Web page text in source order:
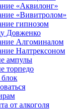
«Аквилонг»
«Вивитролом»
гипнозом
Довженко
Алгоминалом
Налтрексоном
ампулы
торпедо
от алкоголя